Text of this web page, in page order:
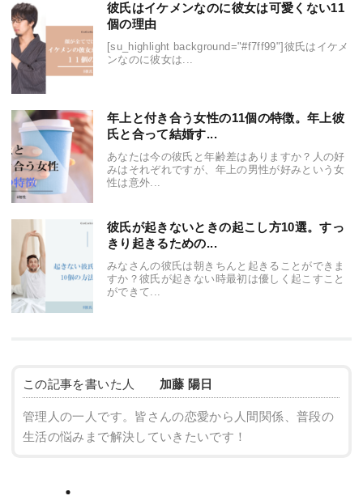
彼氏はイケメンなのに彼女は可愛くない11
個の理由
[su_highlight background="#f7ff99"]彼氏はイケメ
ンなのに彼女は...
年上と付き合う女性の11個の特徴。年上彼
氏と合って結婚す...
あなたは今の彼氏と年齢差はありますか？人の好
みはそれぞれですが、年上の男性が好みという女
性は意外...
彼氏が起きないときの起こし方10選。すっ
きり起きるための...
みなさんの彼氏は朝きちんと起きることができま
すか？彼氏が起きない時最初は優しく起こすこと
ができて...
この記事を書いた人 加藤 陽日
管理人の一人です。皆さんの恋愛から人間関係、普段の
生活の悩みまで解決していきたいです！